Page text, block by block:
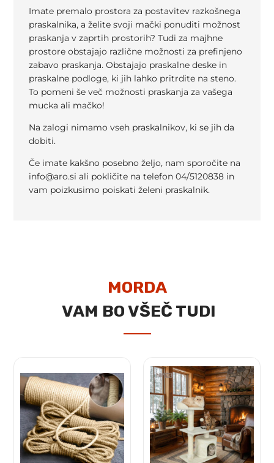
Imate premalo prostora za postavitev razkošnega
praskalnika, a želite svoji mački ponuditi možnost
praskanja v zaprtih prostorih? Tudi za majhne
prostore obstajajo različne možnosti za prefinjeno
zabavo praskanja. Obstajajo praskalne deske in
praskalne podloge, ki jih lahko pritrdite na steno.
To pomeni še več možnosti praskanja za vašega
mucka ali mačko!
Na zalogi nimamo vseh praskalnikov, ki se jih da
dobiti.
Če imate kakšno posebno željo, nam sporočite na
info@aro.si ali pokličite na telefon 04/5120838 in
vam poizkusimo poiskati želeni praskalnik.
MORDA
VAM BO VŠEČ TUDI